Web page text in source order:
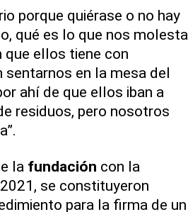
porque quiérase o no hay
qué es lo que nos molesta
que ellos tiene con
en la mesa del
ahí de que ellos iban a
residuos, pero nosotros
la fundación con la
se constituyeron
para la firma de un